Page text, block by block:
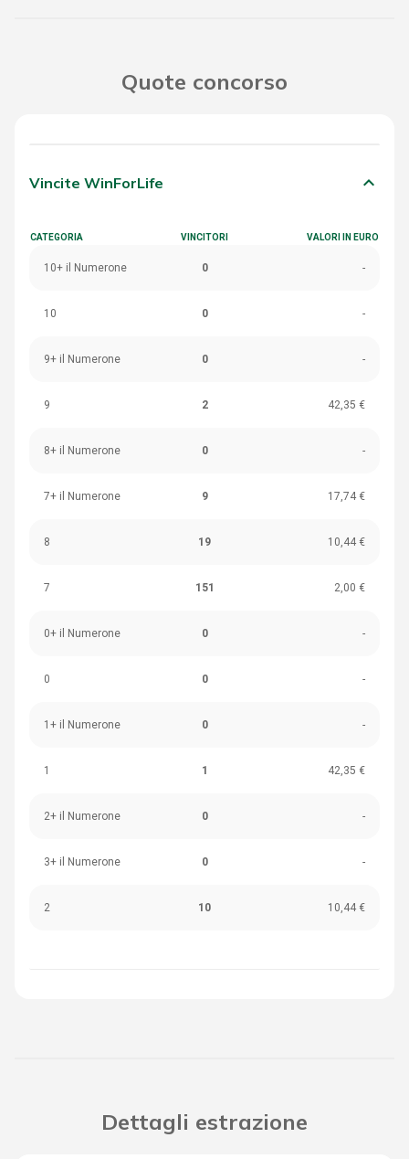
Quote concorso
Vincite WinForLife keyboard_arrow_down
CATEGORIA VINCITORI VALORI IN EURO
10+ il Numerone 0 -
10 0 -
9+ il Numerone 0 -
9 2 42,35 €
8+ il Numerone 0 -
7+ il Numerone 9 17,74 €
8 19 10,44 €
7 151 2,00 €
0+ il Numerone 0 -
0 0 -
1+ il Numerone 0 -
1 1 42,35 €
2+ il Numerone 0 -
3+ il Numerone 0 -
2 10 10,44 €
Dettagli estrazione